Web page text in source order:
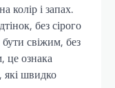
колір і запах.
без сірого
свіжим, без
це ознака
які швидко